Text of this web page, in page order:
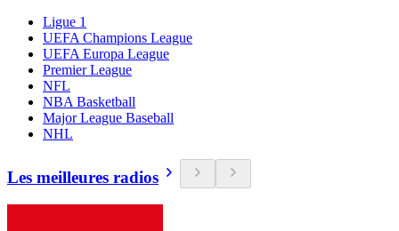
Ligue 1
UEFA Champions League
UEFA Europa League
Premier League
NFL
NBA Basketball
Major League Baseball
NHL
Les meilleures radios